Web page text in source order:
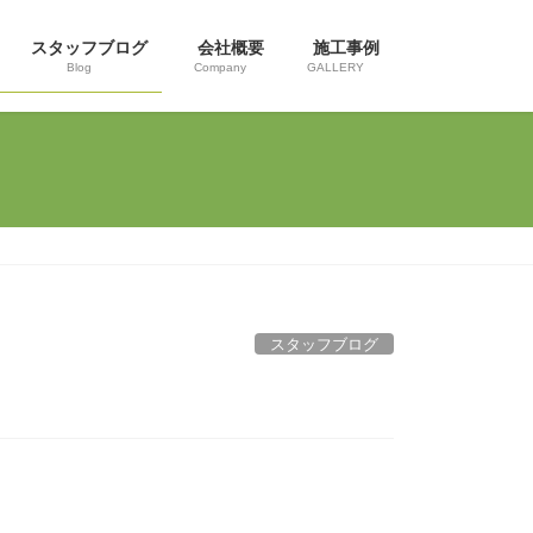
スタッフブログ
Blog
会社概要
Company
施工事例
GALLERY
スタッフブログ